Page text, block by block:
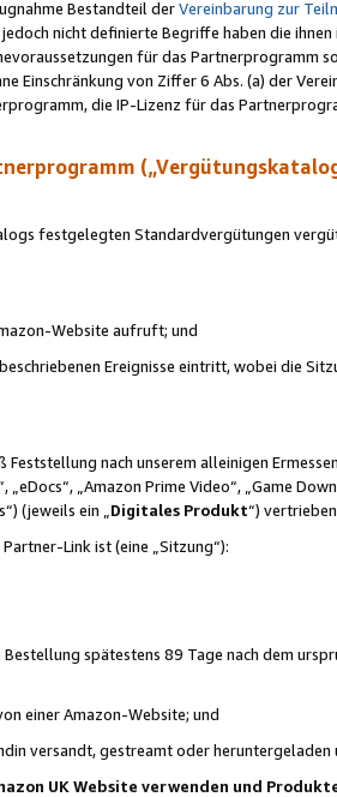
Bestandteil derVereinbarung zur
nicht definierte Begriffe haben die
für das Partnerprogramm
Einschränkung von Ziffer 6 Abs. (a) der
die IP-Lizenz für das
festgelegten Standardvergütungen
Website aufruft; und
Ereignisse eintritt, wobei die
nach unserem alleinigen
„Amazon Prime Video“, „Game
(jeweils ein „ Digitales Produkt“)
Link ist (eine „Sitzung“):
spätestens 89 Tage nach dem
einer Amazon-Website; und
versandt, gestreamt oder
UK Website verwenden und